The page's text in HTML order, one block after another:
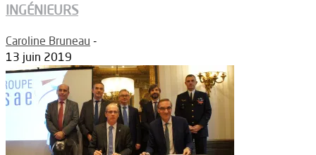
INGÉNIEURS
Caroline Bruneau -
13 juin 2019